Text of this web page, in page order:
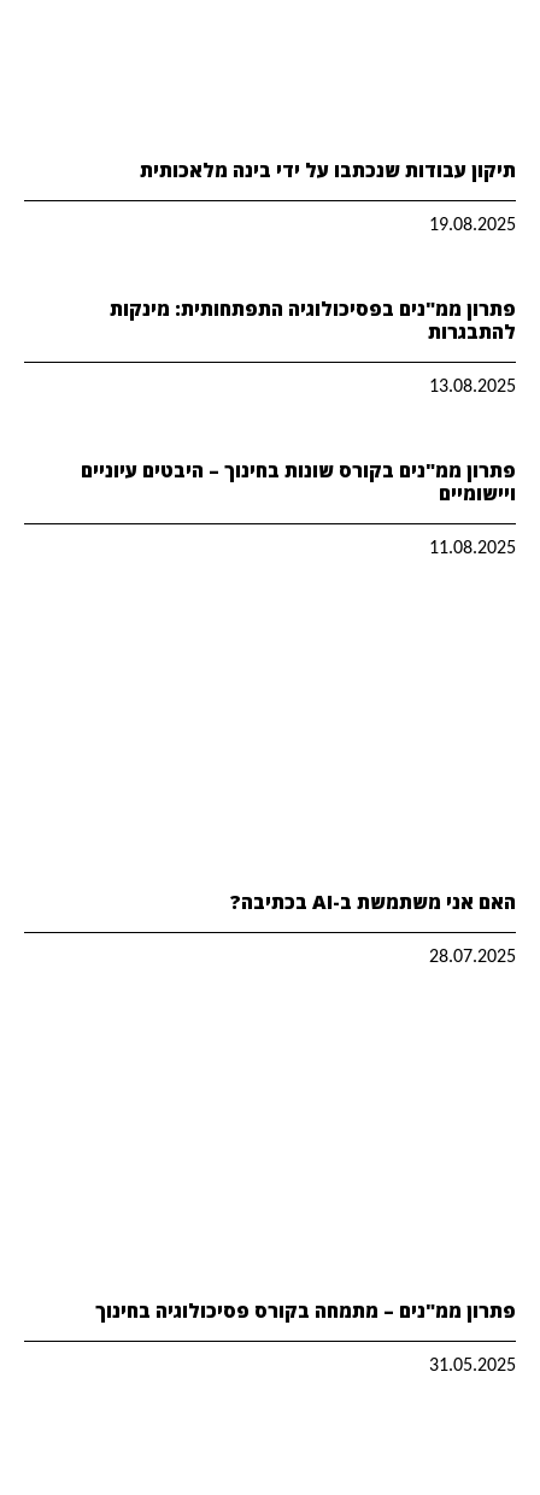
תיקון עבודות שנכתבו על ידי בינה מלאכותית
19.08.2025
פתרון ממ"נים בפסיכולוגיה התפתחותית: מינקות
להתבגרות
13.08.2025
פתרון ממ"נים בקורס שונות בחינוך – היבטים עיוניים
ויישומיים
11.08.2025
האם אני משתמשת ב-AI בכתיבה?
28.07.2025
פתרון ממ"נים – מתמחה בקורס פסיכולוגיה בחינוך
31.05.2025